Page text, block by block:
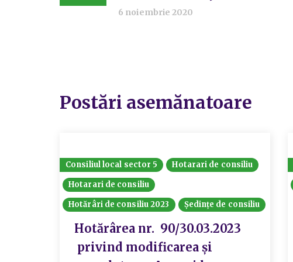
6 noiembrie 2020
Postări asemănatoare
Consiliul local sector 5
Hotarari de consiliu
Hotarari de consiliu
Hotărâri de consiliu 2023
Ședințe de consiliu
Hotărârea nr. 90/30.03.2023
privind modificarea și